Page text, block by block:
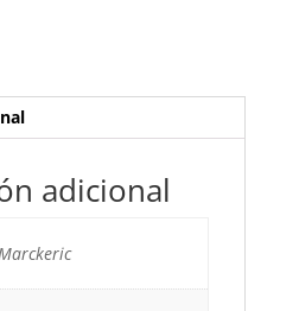
adicional
Marckeric